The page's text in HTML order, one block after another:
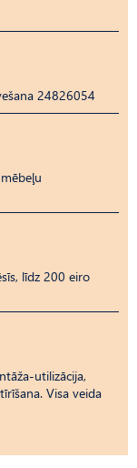
24826054
līdz 200 eiro
utilizācija,
Visa veida